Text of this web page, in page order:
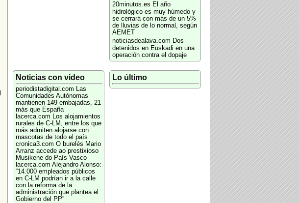
20minutos.es El año
hidrológico es muy húmedo y
se cerrará con más de un 5%
de lluvias de lo normal, según
AEMET
noticiasdealava.com Dos
detenidos en Euskadi en una
operación contra el dopaje
Noticias con video
periodistadigital.com Las
Comunidades Autónomas
mantienen 149 embajadas, 21
más que España
lacerca.com Los alojamientos
rurales de C-LM, entre los que
más admiten alojarse con
mascotas de todo el país
cronica3.com O burelés Mario
Arranz accede ao prestixioso
Musikene do País Vasco
lacerca.com Alejandro Alonso:
“14.000 empleados públicos
en C-LM podrían ir a la calle
con la reforma de la
administración que plantea el
Gobierno del PP”
Lo último